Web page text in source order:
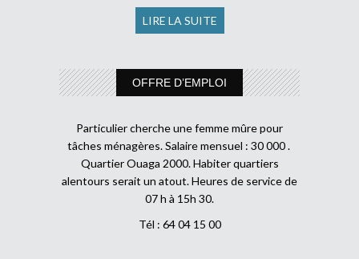
LIRE LA SUITE
OFFRE D’EMPLOI
Particulier cherche une femme mûre pour
tâches ménagères. Salaire mensuel : 30 000 .
Quartier Ouaga 2000. Habiter quartiers
alentours serait un atout. Heures de service de
07 h à 15h 30.
Tél : 64 04 15 00